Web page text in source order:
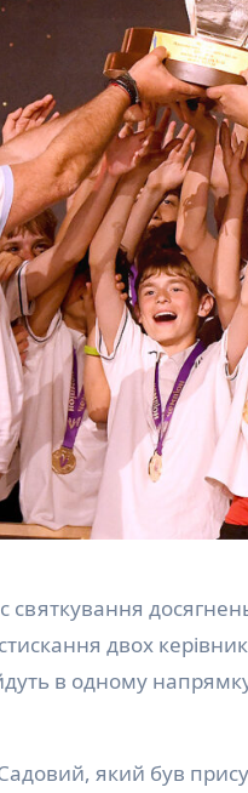
святкування
двох
в одному
який був